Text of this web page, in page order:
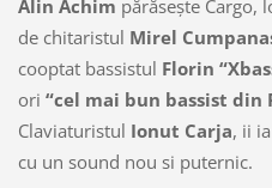
Alin Achim părăsește
de chitaristul Mirel
cooptat bassistul Florin
ori “cel mai bun bassist din
Claviaturistul Ionut Carja, ii
cu un sound nou si puternic.